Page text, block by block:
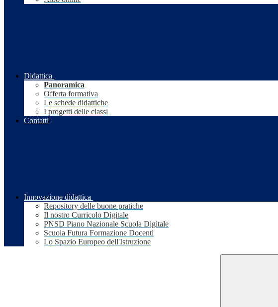
Didattica
Panoramica
Offerta formativa
Le schede didattiche
I progetti delle classi
Contatti
Innovazione didattica
Repository delle buone pratiche
Il nostro Curricolo Digitale
PNSD Piano Nazionale Scuola Digitale
Scuola Futura Formazione Docenti
Lo Spazio Europeo dell'Istruzione